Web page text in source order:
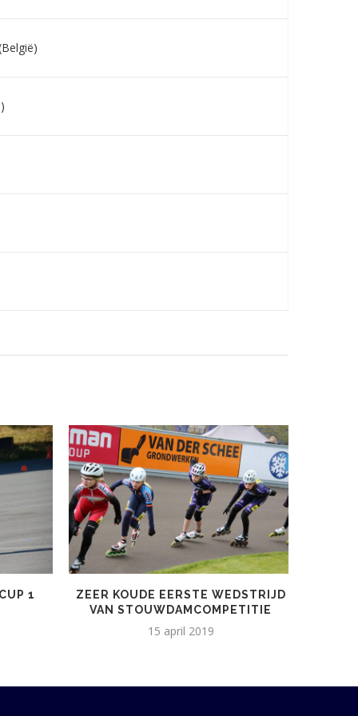
1
ZEER KOUDE EERSTE WEDSTRIJD
VAN STOUWDAMCOMPETITIE
15 april 2019